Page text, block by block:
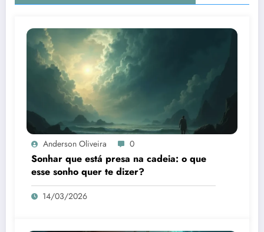
Anderson Oliveira 0
Sonhar que está presa na cadeia: o que
esse sonho quer te dizer?
14/03/2026